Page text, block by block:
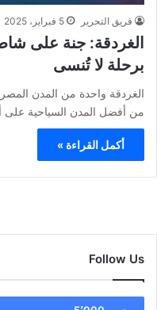
فريق التحرير 5 فبراير، 2025
الغردقة: جنة على
برحلة لا تُنسى
الغردقة واحدة من المدن
من أفضل المدن السياحية
أكمل القراءة »
Follow Us